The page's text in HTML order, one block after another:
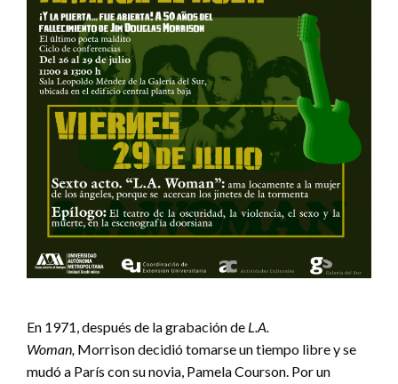
En 1971, después de la grabación de L.A.
Woman, Morrison decidió tomarse un tiempo libre y se
mudó a París con su novia, Pamela Courson. Por un